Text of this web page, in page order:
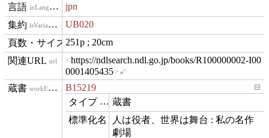
inLanguage jpn
isVariantOf UB020
materialExtent
251p ; 20cm
url
https://ndlsearch.ndl.go.jp/books/R100000002-I00
0001405435
workExample B15219 ⊟
type 蔵書
name
人は役者、世界は舞台 : 私の名作
劇場